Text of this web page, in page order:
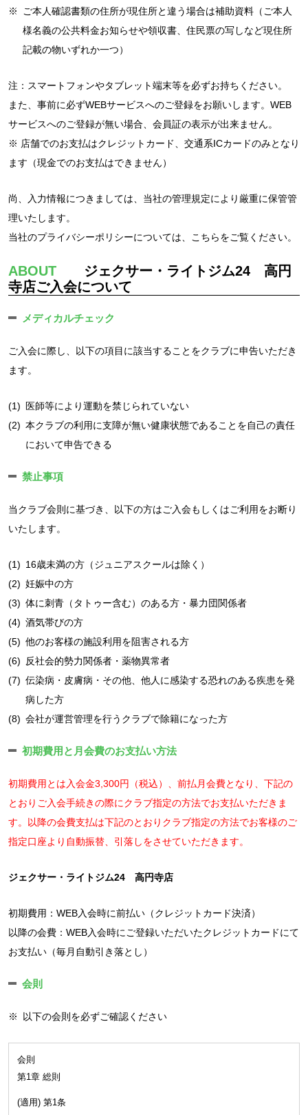
※
ご本人確認書類の住所が現住所と違う場合は補助資料（ご本人
様名義の公共料金お知らせや領収書、住民票の写しなど現住所
記載の物いずれか一つ）
注：スマートフォンやタブレット端末等を必ずお持ちください。
また、事前に必ずWEBサービスへのご登録をお願いします。WEB
サービスへのご登録が無い場合、会員証の表示が出来ません。
※ 店舗でのお支払はクレジットカード、交通系ICカードのみとなり
ます（現金でのお支払はできません）
尚、入力情報につきましては、当社の管理規定により厳重に保管管
理いたします。
当社のプライバシーポリシーについては、 こちらをご覧ください。
ABOUT ジェクサー・ライトジム24 高円
寺店ご入会について
メディカルチェック
ご入会に際し、以下の項目に該当することをクラブに申告いただき
ます。
(1)
医師等により運動を禁じられていない
(2) 本クラブの利用に支障が無い健康状態であることを自己の責任
において申告できる
禁止事項
当クラブ会則に基づき、以下の方はご入会もしくはご利用をお断り
いたします。
(1) 16歳未満の方（ジュニアスクールは除く）
(2) 妊娠中の方
(3) 体に刺青（タトゥー含む）のある方・暴力団関係者
(4) 酒気帯びの方
(5) 他のお客様の施設利用を阻害される方
(6) 反社会的勢力関係者・薬物異常者
(7) 伝染病・皮膚病・その他、他人に感染する恐れのある疾患を発
病した方
(8) 会社が運営管理を行うクラブで除籍になった方
初期費用と月会費のお支払い方法
初期費用とは入会金3,300円（税込）、前払月会費となり、下記の
とおりご入会手続きの際にクラブ指定の方法でお支払いただきま
す。以降の会費支払は下記のとおりクラブ指定の方法でお客様のご
指定口座より自動振替、引落しをさせていただきます。
ジェクサー・ライトジム24 高円寺店
初期費用：WEB入会時に前払い（クレジットカード決済）
以降の会費：WEB入会時にご登録いただいたクレジットカードにて
お支払い（毎月自動引き落とし）
会則
※ 以下の会則を必ずご確認ください
会則
第1章 総則
(適用) 第1条